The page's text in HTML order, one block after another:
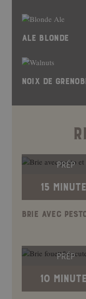
ALE BLONDE
NOIX DE
PRÉP
15
BRIE AVEC
PRÉP
10